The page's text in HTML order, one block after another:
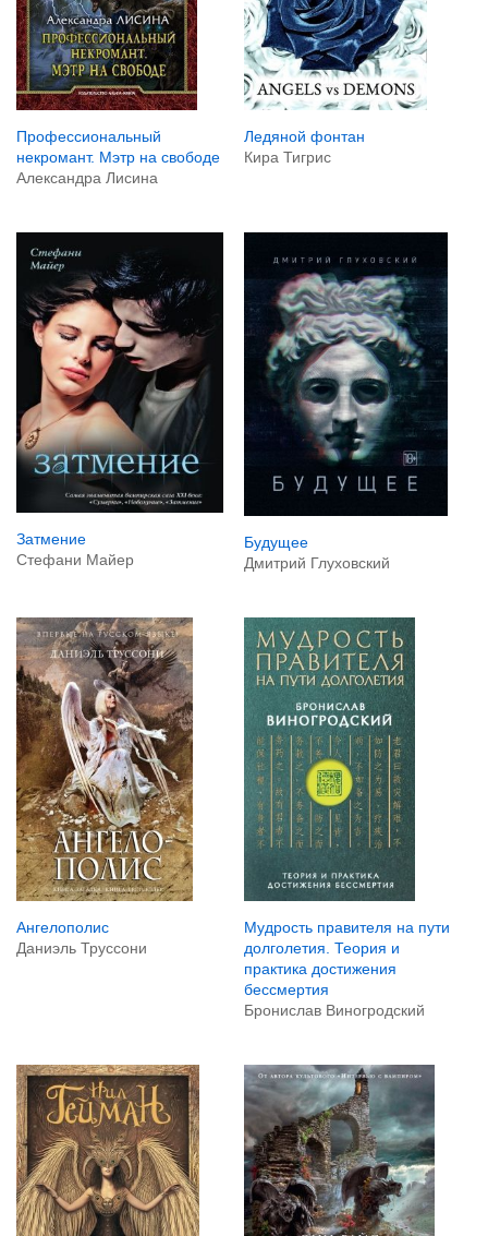
Профессиональный
некромант. Мэтр на свободе
Александра Лисина
Ледяной фонтан
Кира Тигрис
Затмение
Стефани Майер
Будущее
Дмитрий Глуховский
Ангелополис
Даниэль Труссони
Мудрость правителя на пути
долголетия. Теория и
практика достижения
бессмертия
Бронислав Виногродский